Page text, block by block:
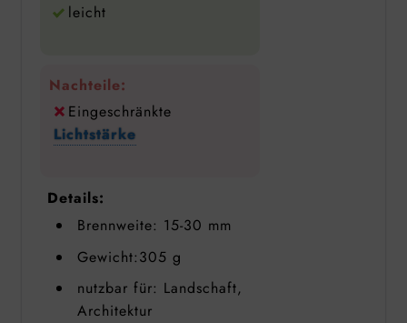
leicht
Nachteile:
Eingeschränkte
Lichtstärke
Details:
Brennweite: 15-30 mm
Gewicht:305 g
nutzbar für: Landschaft,
Architektur